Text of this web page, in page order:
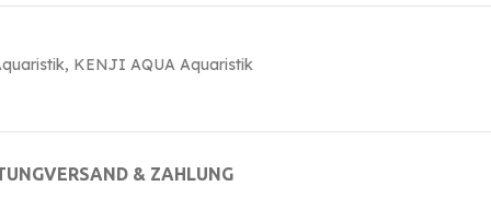
, KENJI AQUA Aquaristik
VERSAND & ZAHLUNG